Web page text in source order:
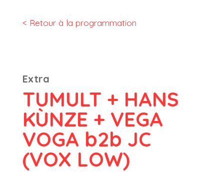
< Retour à la programmation
Extra
TUMULT + HANS
KÙNZE + VEGA
VOGA b2b JC
(VOX LOW)